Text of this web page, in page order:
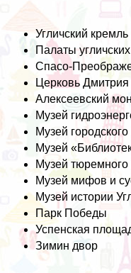
Угличский кремль
Палаты
Спасо-
Церковь Дмитрия
Алексеевский
Музей
Музей
Музей
Музей тюремного
Музей мифов и
Музей истории
Парк Победы
Успенская
Зимин двор